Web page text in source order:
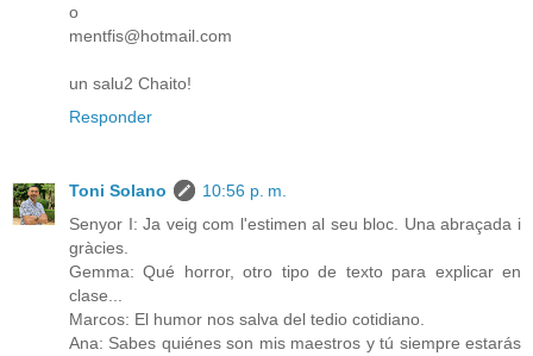
o
mentfis@hotmail.com
un salu2 Chaito!
Responder
Toni Solano
10:56 p. m.
Senyor I: Ja veig com l'estimen al seu bloc. Una abraçada i
gràcies.
Gemma: Qué horror, otro tipo de texto para explicar en
clase...
Marcos: El humor nos salva del tedio cotidiano.
Ana: Sabes quiénes son mis maestros y tú siempre estarás